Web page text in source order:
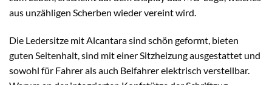
aus unzähligen Scherben wieder vereint wird.
Die Ledersitze mit Alcantara sind schön geformt, bieten
guten Seitenhalt, sind mit einer Sitzheizung ausgestattet und
sowohl für Fahrer als auch Beifahrer elektrisch verstellbar.